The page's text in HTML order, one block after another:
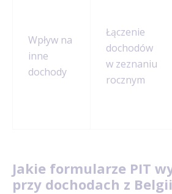
Wpływ na
inne
dochody
Łączenie
dochodów
w zeznaniu
rocznym
Jakie formularze PIT
przy dochodach z